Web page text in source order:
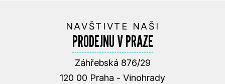
NAVŠTIVTE NAŠI
PRODEJNU V PRAZE
Záhřebská 876/29
120 00 Praha - Vinohrady